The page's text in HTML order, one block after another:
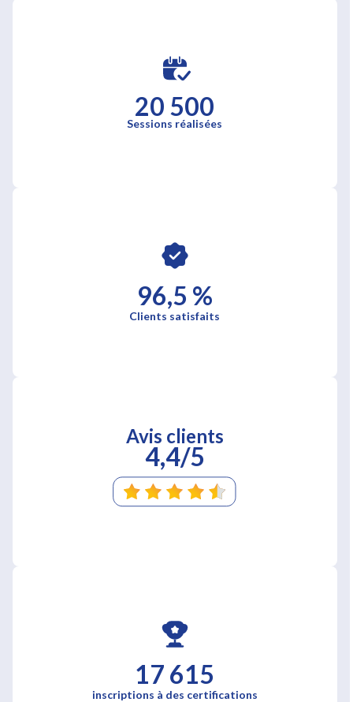
20 500
Sessions réalisées
96,5 %
Clients satisfaits
Avis clients
4,4/5
17 615
inscriptions à des certifications